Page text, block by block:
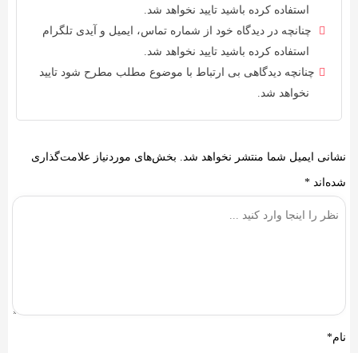
استفاده کرده باشید تایید نخواهد شد.
چنانچه در دیدگاه خود از شماره تماس، ایمیل و آیدی تلگرام
استفاده کرده باشید تایید نخواهد شد.
چنانچه دیدگاهی بی ارتباط با موضوع مطلب مطرح شود تایید
نخواهد شد.
نشانی ایمیل شما منتشر نخواهد شد. بخش‌های موردنیاز علامت‌گذاری
شده‌اند *
نام*